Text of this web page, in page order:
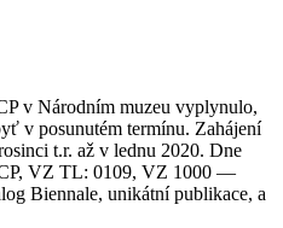
v Národním muzeu vyplynulo,
v posunutém termínu. Zahájení
t.r. až v lednu 2020. Dne
VZ TL: 0109, VZ 1000 —
Biennale, unikátní publikace, a